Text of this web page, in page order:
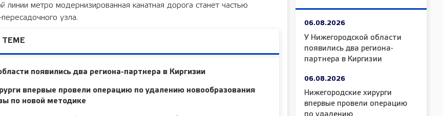
линии метро модернизированная канатная дорога станет частью
узла.
ТЕМЕ
появились два региона-партнера в Киргизии
впервые провели операцию по удалению новообразования
по новой методике
06.08.2026
У Нижегородской области
появились два региона-
партнера в Киргизии
06.08.2026
Нижегородские хирурги
впервые провели операцию
по удалению